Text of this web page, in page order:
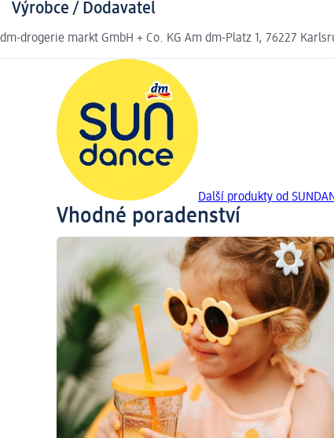
Výrobce / Dodavatel
dm-drogerie markt GmbH + Co. KG Am dm-Platz 1, 76227
Další produkty od
Vhodné poradenství